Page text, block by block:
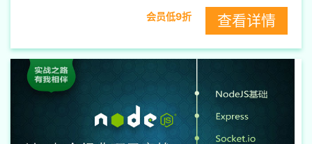
会员低9折 查看详情